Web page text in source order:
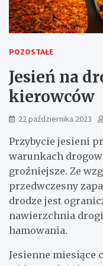
POZOSTAŁE
Jesień na
kierowców
22 października 2023
Przybycie jesieni
warunkach
groźniejsze. Ze
przedwczesny
drodze jest
nawierzchnia drogi
hamowania.
Jesienne miesiące